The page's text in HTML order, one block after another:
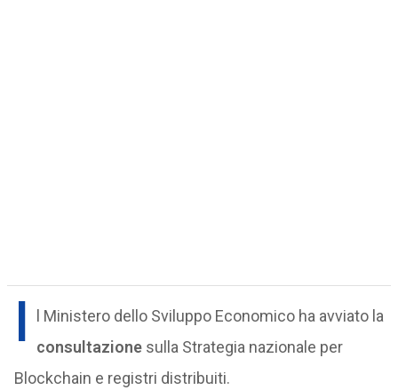
I
l Ministero dello Sviluppo Economico ha avviato la
consultazionesulla Strategia nazionale per
Blockchain e registri distribuiti.